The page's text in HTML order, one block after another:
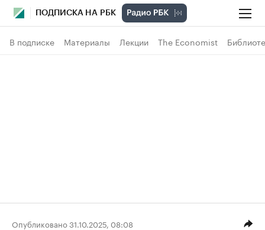
ПОДПИСКА НА РБК
В подписке Материалы Лекции The Economist
Опубликовано 31.10.2025, 08:08